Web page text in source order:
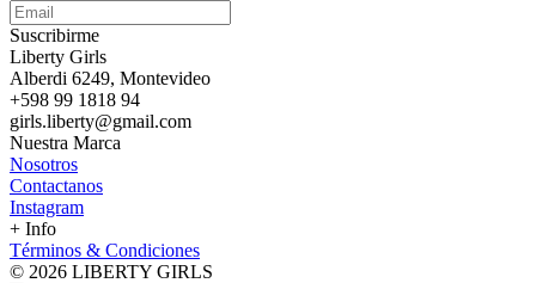
Suscribirme
Liberty Girls
Alberdi 6249, Montevideo
+598 99 1818 94
girls.liberty@gmail.com
Nuestra Marca
Nosotros
Contactanos
Instagram
+ Info
Términos & Condiciones
© 2026 LIBERTY GIRLS